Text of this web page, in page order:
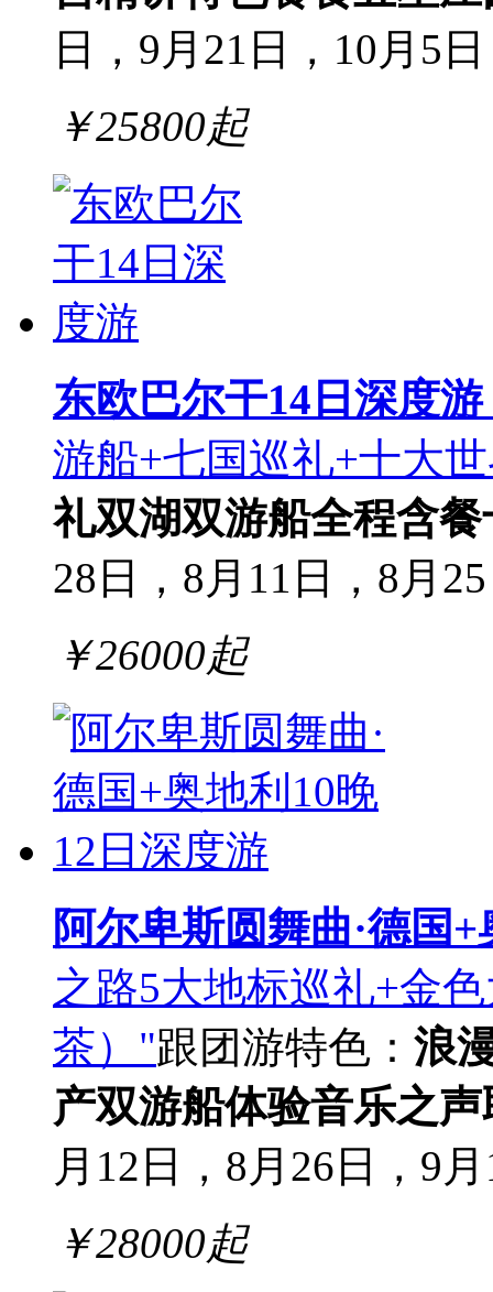
日，9月21日，10月5
￥25800起
东欧巴尔干14日深度游
游船+七国巡礼+十大
礼双湖双游船全程含餐
28日，8月11日，8月
￥26000起
阿尔卑斯圆舞曲·德国
之路5大地标巡礼+金
茶）"跟团游特色： 浪
产双游船体验音乐之
月12日，8月26日，9
￥28000起